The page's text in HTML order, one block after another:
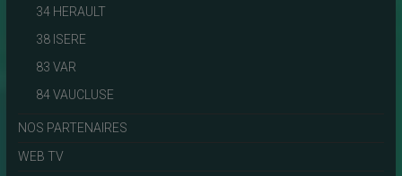
34 HERAULT
38 ISERE
83 VAR
84 VAUCLUSE
NOS PARTENAIRES
WEB TV